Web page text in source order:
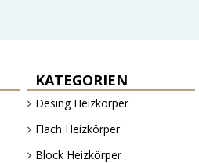
KATEGORIEN
Desing Heizkörper
Flach Heizkörper
Block Heizkörper